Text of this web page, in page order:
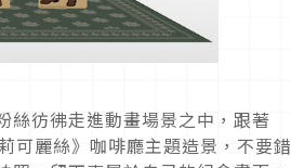
絲彷彿走進動畫場景之中，跟著
可麗絲》咖啡廳主題造景，不要錯